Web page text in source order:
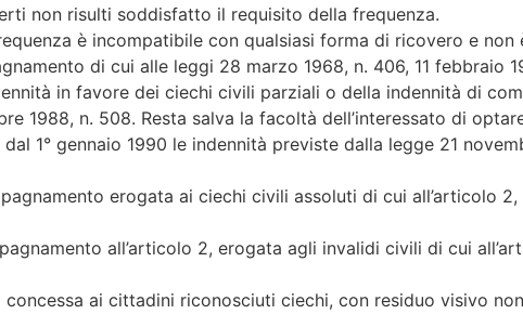
non risulti soddisfatto il requisito della frequenza.
è incompatibile con qualsiasi forma di ricovero e
di cui alle leggi 28 marzo 1968, n. 406, 11 febbraio
in favore dei ciechi civili parziali o della indennità di
1988, n. 508. Resta salva la facoltà dell’interessato di
1° gennaio 1990 le indennità previste dalla legge 21
erogata ai ciechi civili assoluti di cui all’articolo
all’articolo 2, erogata agli invalidi civili di cui
ai cittadini riconosciuti ciechi, con residuo visivo